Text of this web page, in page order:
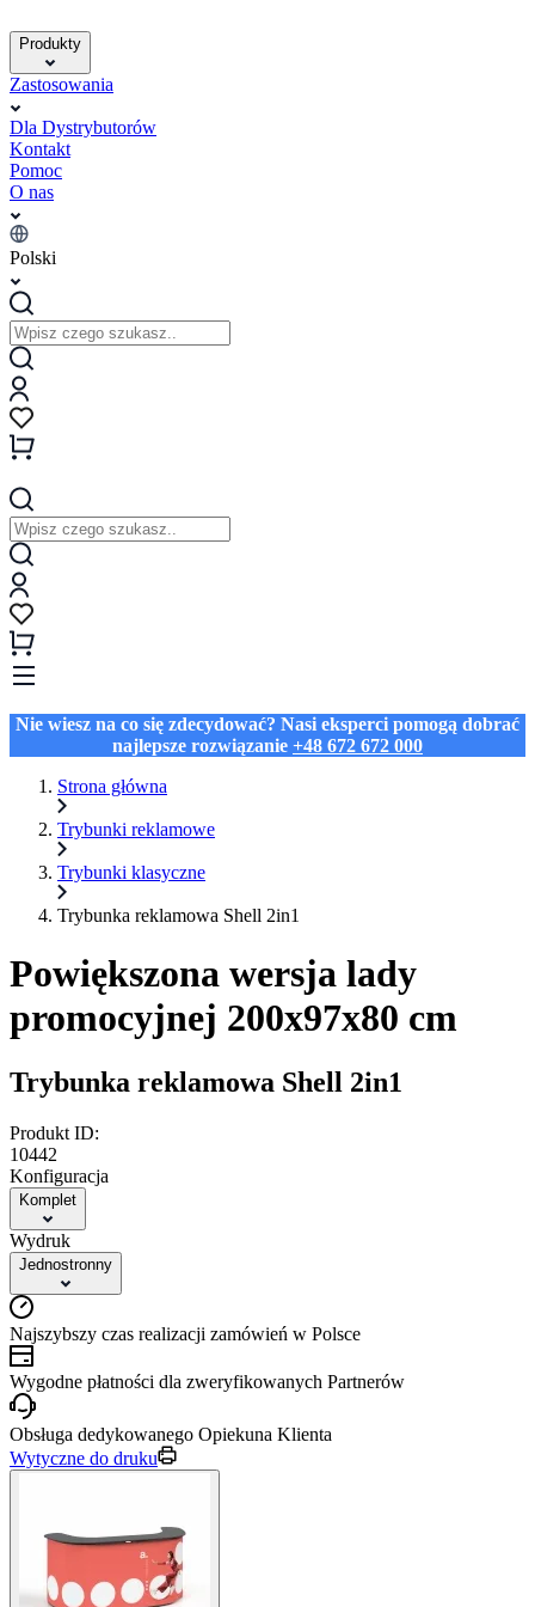
Produkty
Zastosowania
Dla Dystrybutorów
Kontakt
Pomoc
O nas
Polski
Nie wiesz na co się zdecydować? Nasi eksperci pomogą dobrać
najlepsze rozwiązanie +48 672 672 000
Strona główna
Trybunki reklamowe
Trybunki klasyczne
Trybunka reklamowa Shell 2in1
Powiększona wersja lady
promocyjnej 200x97x80 cm
Trybunka reklamowa Shell 2in1
Produkt ID:
10442
Konfiguracja
Komplet
Wydruk
Jednostronny
Najszybszy czas realizacji zamówień w Polsce
Wygodne płatności dla zweryfikowanych Partnerów
Obsługa dedykowanego Opiekuna Klienta
Wytyczne do druku